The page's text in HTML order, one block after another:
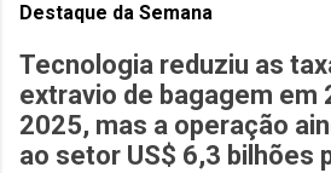
Destaque da Semana
Tecnologia reduziu as
extravio de bagagem em
2025, mas a operação
ao setor US$ 6,3 bilhões